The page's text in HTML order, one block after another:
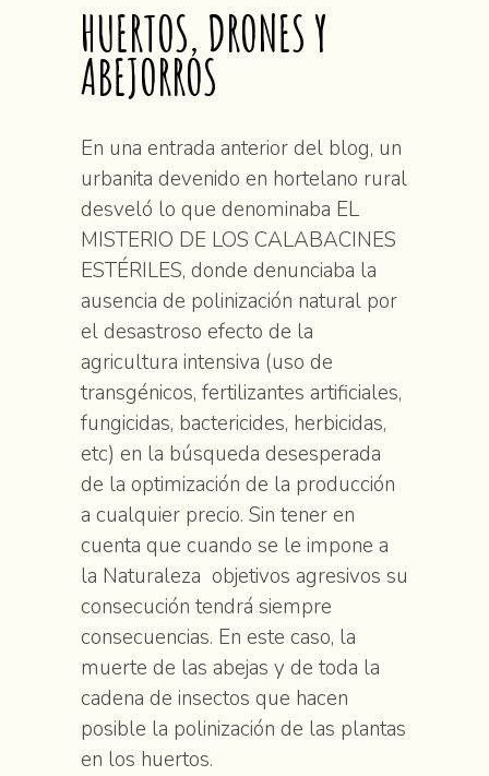
HUERTOS, DRONES Y
ABEJORROS
En una entrada anterior del blog, un
urbanita devenido en hortelano rural
desveló lo que denominaba EL
MISTERIO DE LOS CALABACINES
ESTÉRILES, donde denunciaba la
ausencia de polinización natural por
el desastroso efecto de la
agricultura intensiva (uso de
transgénicos, fertilizantes artificiales,
fungicidas, bactericides, herbicidas,
etc) en la búsqueda desesperada
de la optimización de la producción
a cualquier precio. Sin tener en
cuenta que cuando se le impone a
la Naturaleza objetivos agresivos su
consecución tendrá siempre
consecuencias. En este caso, la
muerte de las abejas y de toda la
cadena de insectos que hacen
posible la polinización de las plantas
en los huertos.